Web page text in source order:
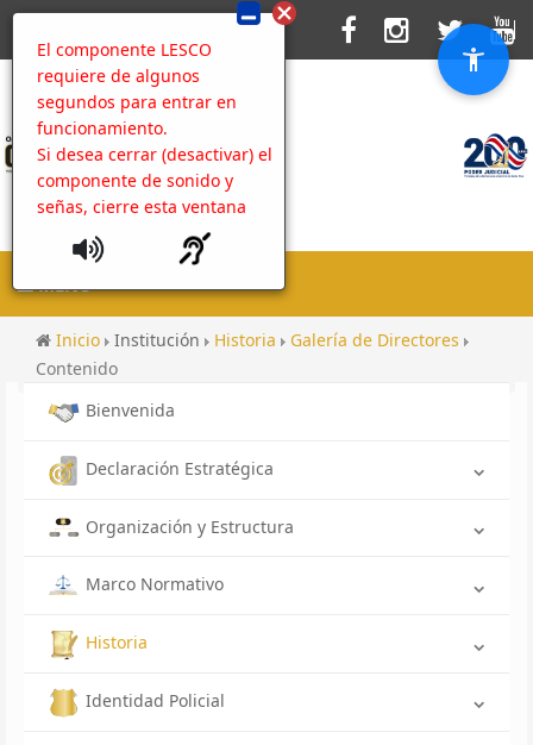
El componente LESCO
requiere de algunos
segundos para entrar en
funcionamiento.
Si desea cerrar (desactivar) el
componente de sonido y
señas, cierre esta ventana
MENU
Inicio Institución Historia
Galería de Directores
Contenido
Bienvenida
Declaración Estratégica
Organización y Estructura
Marco Normativo
Historia
Identidad Policial